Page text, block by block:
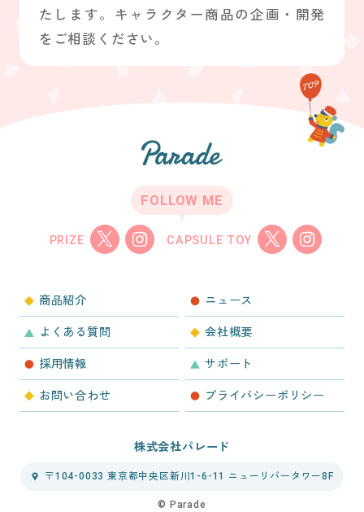
たします。キャラクター商品の企画・開発
をご相談ください。
FOLLOW ME
PRIZE CAPSULE TOY
商品紹介 ニュース
よくある質問 会社概要
採用情報 サポート
お問い合わせ プライバシーポリシー
株式会社パレード
〒104-0033 東京都中央区新川1-6-11 ニューリバータワー8F
©︎ Parade